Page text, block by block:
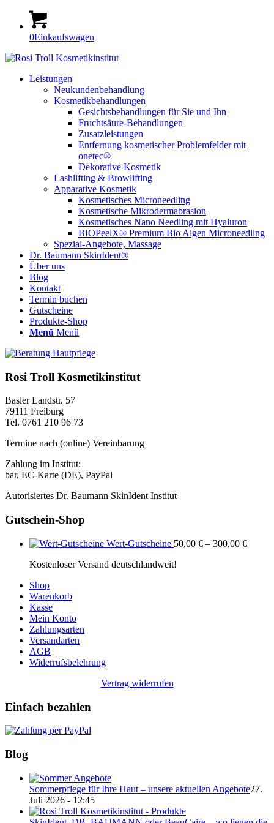
0Einkaufswagen
Leistungen
Neukundenbehandlung
Kosmetikbehandlungen
Gesichtsbehandlungen für Sie und Ihn
Fruchtsäure-Behandlungen
Zusatzleistungen
Entfernung kosmetischer Problemfelder mit
onetec®
Dekorative Kosmetik
Lashlifting & Browlifting
Apparative Kosmetik
Kosmetisches Microneedling
Kosmetische Mikrodermabrasion
Kosmetisches Nano Needling mit Hyaluron
BIOPeelX® Premium Bio Algen Microneedling
Spezial-Angebote, Massage
Dr. Baumann SkinIdent®
Über uns
Blog
Kontakt
Termin buchen
Gutscheine
Produkte-Shop
Menü Menü
Rosi Troll Kosmetikinstitut
Basler Landstr. 57
79111 Freiburg
Tel. 0761 210 96 73
Termine nach (online) Vereinbarung
Zahlung im Institut:
bar, EC-Karte (DE), PayPal
Autorisiertes Dr. Baumann SkinIdent Institut
Gutschein-Shop
Wert-Gutscheine 50,00 € – 300,00 €
Kostenloser Versand deutschlandweit!
Shop
Warenkorb
Kasse
Mein Konto
Zahlungsarten
Versandarten
AGB
Widerrufsbelehrung
Vertrag widerrufen
Einfach bezahlen
Blog
Sommerpflege für Ihre Haut – unsere aktuellen Angebote27.
Juli 2026 - 12:45